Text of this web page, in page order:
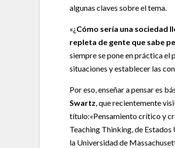
algunas claves sobre el tema.
«¿Cómo sería una sociedad
repleta de gente que sabe
siempre se pone en práctica el
situaciones y establecer las
Por eso, enseñar a pensar es
Swartz, que recientemente
título:«Pensamiento crítico y
Teaching Thinking, de
la Universidad de